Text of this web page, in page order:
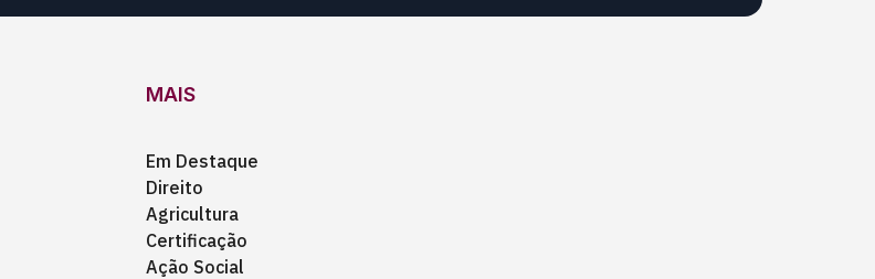
MAIS
Em Destaque
Direito
Agricultura
Certificação
Ação Social